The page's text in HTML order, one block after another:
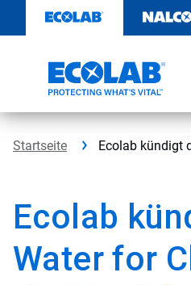
Inhalt
Startseite Ecolab kündigt
Ecolab
Water for